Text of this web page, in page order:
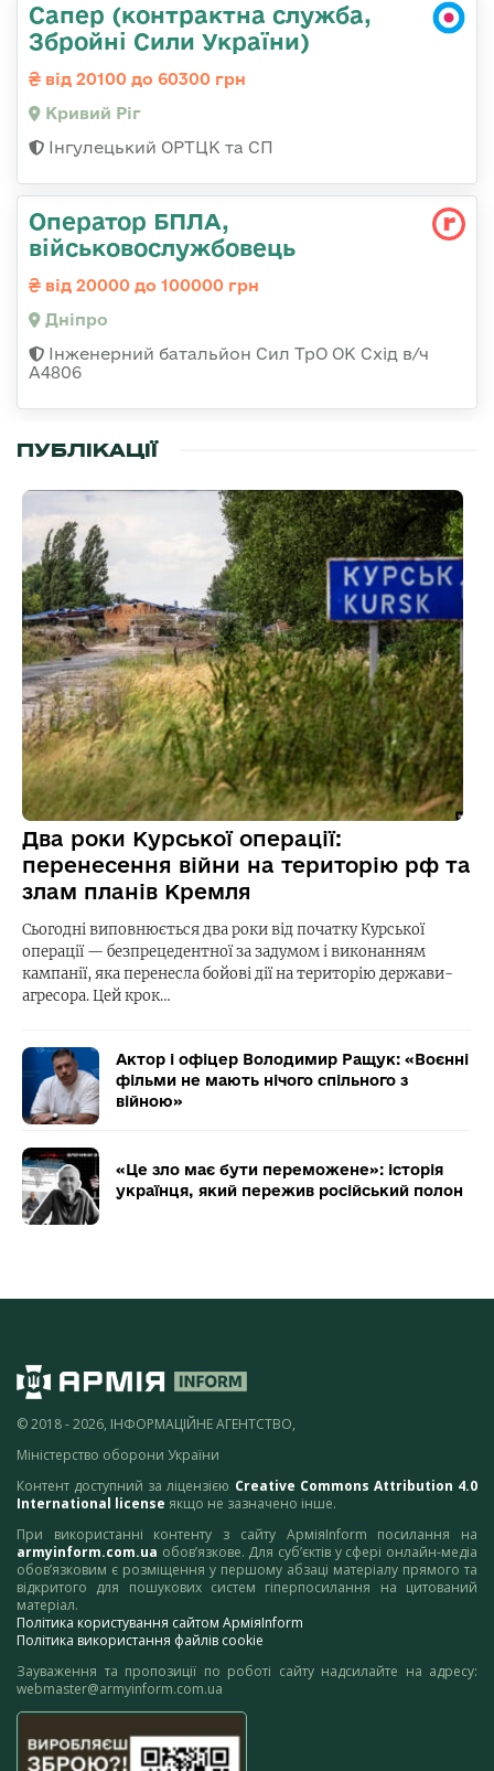
Сапер (контрактна служба,
Збройні Сили України)
від 20100 до 60300 грн
Кривий Ріг
Інгулецький ОРТЦК та СП
Оператор БПЛА,
військовослужбовець
від 20000 до 100000 грн
Дніпро
Інженерний батальйон Сил ТрО ОК Схід в/ч
А4806
ПУБЛІКАЦІЇ
Два роки Курської операції:
перенесення війни на територію рф та
злам планів Кремля
Сьогодні виповнюється два роки від початку Курської
операції — безпрецедентної за задумом і виконанням
кампанії, яка перенесла бойові дії на територію держави-
агресора. Цей крок…
Актор і офіцер Володимир Ращук: «Воєнні
фільми не мають нічого спільного з
війною»
«Це зло має бути переможене»: історія
українця, який пережив російський полон
© 2018 - 2026, ІНФОРМАЦІЙНЕ АГЕНТСТВО,
Міністерство оборони України
Контент доступний за ліцензією Creative Commons Attribution 4.0
International license якщо не зазначено інше.
При використанні контенту з сайту АрміяInform посилання на
armyinform.com.ua обов’язкове. Для суб’єктів у сфері онлайн-медіа
обов’язковим є розміщення у першому абзаці матеріалу прямого та
відкритого для пошукових систем гіперпосилання на цитований
матеріал.
Політика користування сайтом АрміяInform
Політика використання файлів cookie
Зауваження та пропозиції по роботі сайту надсилайте на адресу:
webmaster@armyinform.com.ua